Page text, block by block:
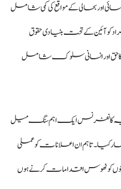
بحالی کے مواقع کی کمی شامل
آئین کے تحت بنیادی حقوق
حق اور انسانی سلوک شامل
کانفرنس ایک اہم سنگ میل
کیا۔ تاہم ان اعلانات کو عملی
کو ٹھوس اقدامات کرنے ہوں